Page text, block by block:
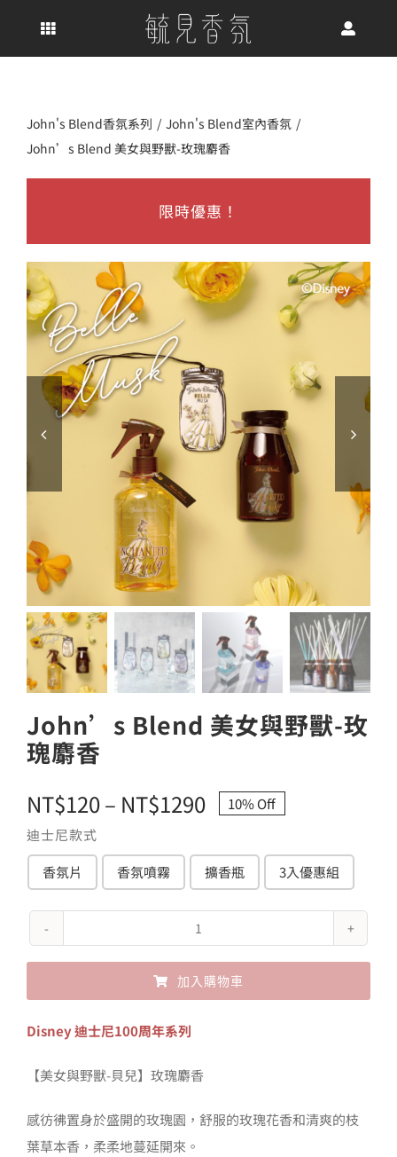
John's Blend香氛系列
John's Blend室內香氛
John’s Blend 美女與野獸-玫瑰麝香
限時優惠！
John’s Blend 美女與野獸-玫
瑰麝香
NT$120– NT$1290價
範
圍：
到
NT$1290
10% Off
迪士尼款式
香氛片 香氛噴霧 擴香瓶 3入優惠組
John's
Blend
美
野
玫
加入購物車
Alternative:
Disney 迪士尼100周年系列
【美女與野獸-貝兒】玫瑰麝香
感彷彿置身於盛開的玫瑰園，舒服的玫瑰花香和清爽的枝
葉草本香，柔柔地蔓延開來。